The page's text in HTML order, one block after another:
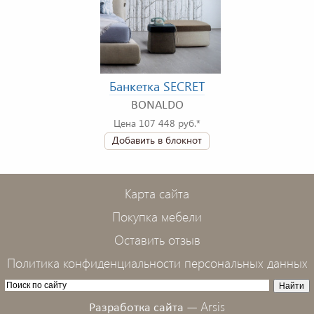
Банкетка SECRET
BONALDO
Цена 107 448 руб.*
Добавить в блокнот
Карта сайта
Покупка мебели
Оставить отзыв
Политика конфиденциальности персональных данных
Разработка сайта — Arsis